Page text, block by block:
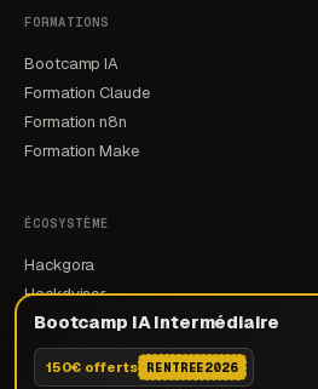
Bootcamp IA Intermédiaire
150€ offerts RENTREE2026
FORMATIONS
Bootcamp IA
Formation Claude
Formation n8n
Formation Make
ÉCOSYSTÈME
Hackgora
Hackdvisor
Hackgency